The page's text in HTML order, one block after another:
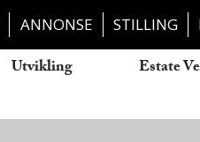
ANNONSE STILLING
Utvikling Estate